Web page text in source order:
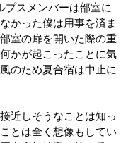
プスメンバーは部室に
かった僕は用事を済ま
室の扉を開いた際の重
かが起こったことに気
のため夏合宿は中止に
近しそうなことは知っ
とは全く想像もしてい